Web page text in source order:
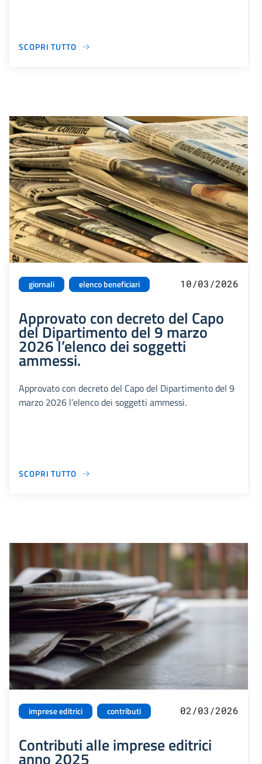
SCOPRI TUTTO
giornali elenco beneficiari 10/03/2026
Approvato con decreto del Capo
del Dipartimento del 9 marzo
2026 l’elenco dei soggetti
ammessi.
Approvato con decreto del Capo del Dipartimento del 9
marzo 2026 l’elenco dei soggetti ammessi.
SCOPRI TUTTO
imprese editrici contributi 02/03/2026
Contributi alle imprese editrici
anno 2025